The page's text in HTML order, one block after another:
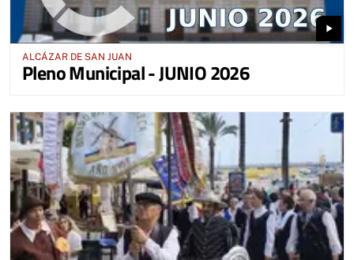
play_arrow
ALCÁZAR DE SAN JUAN
Pleno Municipal - JUNIO 2026